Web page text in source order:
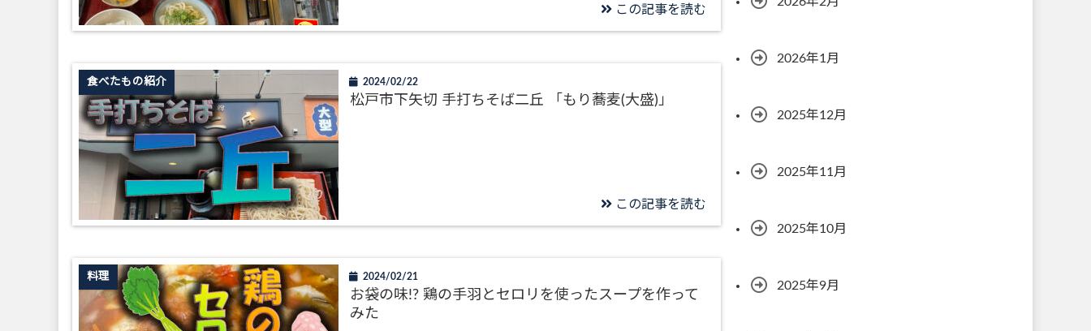
この記事を読む
食べたもの紹介 2024/02/22
松戸市下矢切 手打ちそば二丘 「もり蕎麦(大盛)」
この記事を読む
料理 2024/02/21
お袋の味!? 鶏の手羽とセロリを使ったスープを作って
みた
2026年1月
2025年12月
2025年11月
2025年10月
2025年9月